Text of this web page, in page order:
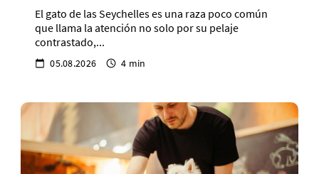
El gato de las Seychelles es una raza poco común
que llama la atención no solo por su pelaje
contrastado,...
05.08.2026 4 min